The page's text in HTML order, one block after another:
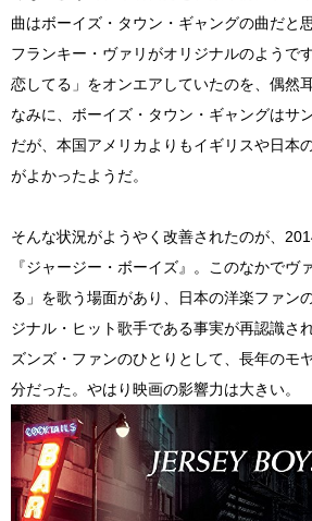
曲はボーイズ・タウン・ギャングの曲だと
フランキー・ヴァリがオリジナルのようで
恋してる」をオンエアしていたのを、偶然
なみに、ボーイズ・タウン・ギャングはサ
だが、本国アメリカよりもイギリスや日本
がよかったようだ。
そんな状況がようやく改善されたのが、
『ジャージー・ボーイズ』。このなかでヴ
る」を歌う場面があり、日本の洋楽ファン
ジナル・ヒット歌手である事実が再認識さ
ズンズ・ファンのひとりとして、長年のモ
分だった。やはり映画の影響力は大きい。